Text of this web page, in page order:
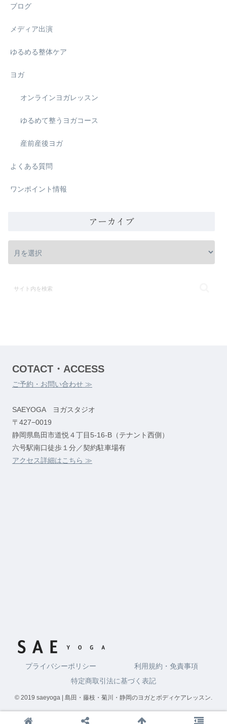
ブログ
メディア出演
ゆるめる整体ケア
ヨガ
オンラインヨガレッスン
ゆるめて整うヨガコース
産前産後ヨガ
よくある質問
ワンポイント情報
アーカイブ
COTACT・ACCESS
ご予約・お問い合わせ ≫
SAEYOGA ヨガスタジオ
〒427−0019
静岡県島田市道悦４丁目5-16-B（テナント西側）
六号駅南口徒歩１分／契約駐車場有
アクセス詳細はこちら ≫
プライバシーポリシー
利用規約・免責事項
特定商取引法に基づく表記
© 2019 saeyoga | 島田・藤枝・菊川・静岡のヨガとボディケアレッスン.